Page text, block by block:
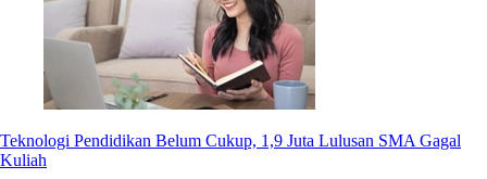
Teknologi Pendidikan Belum Cukup, 1,9 Juta Lulusan SMA Gagal
Kuliah